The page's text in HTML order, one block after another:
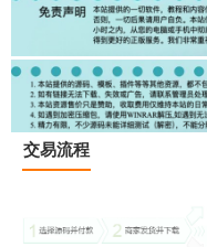
交易流程